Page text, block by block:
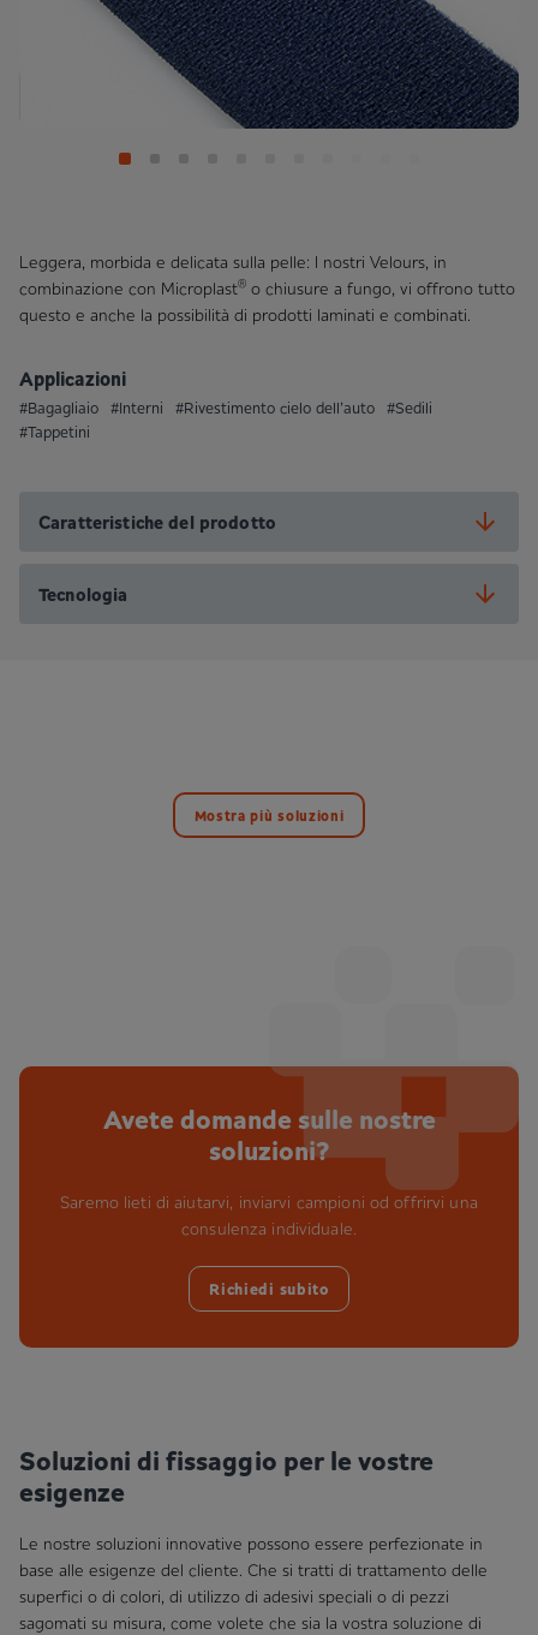
Leggera, morbida e delicata sulla pelle: I nostri Velours, in
combinazione con Microplast® o chiusure a fungo, vi offrono tutto
questo e anche la possibilità di prodotti laminati e combinati.
Applicazioni
#Bagagliaio #Interni #Rivestimento cielo dell’auto #Sedili
#Tappetini
Caratteristiche del prodotto
Tecnologia
Mostra più soluzioni
Avete domande sulle nostre
soluzioni?
Saremo lieti di aiutarvi, inviarvi campioni od offrirvi una
consulenza individuale.
Richiedi subito
Soluzioni di fissaggio per le vostre
esigenze
Le nostre soluzioni innovative possono essere perfezionate in
base alle esigenze del cliente. Che si tratti di trattamento delle
superfici o di colori, di utilizzo di adesivi speciali o di pezzi
sagomati su misura, come volete che sia la vostra soluzione di